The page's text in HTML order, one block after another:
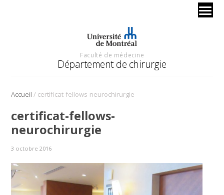
Faculté de médecine
Département de chirurgie
Accueil / certificat-fellows-neurochirurgie
certificat-fellows-
neurochirurgie
3 octobre 2016